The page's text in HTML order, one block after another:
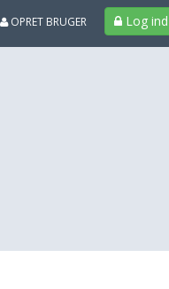
Log ind
OPRET BRUGER